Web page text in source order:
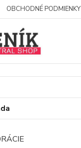
OBCHODNÉ PODMIENKY